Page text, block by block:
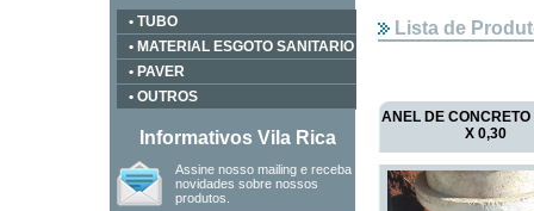
• TUBO
• MATERIAL ESGOTO SANITARIO
• PAVER
• OUTROS
Informativos Vila Rica
Assine nosso mailing e receba
novidades sobre nossos
produtos.
Lista de
ANEL DE CONCRETO
X 0,30